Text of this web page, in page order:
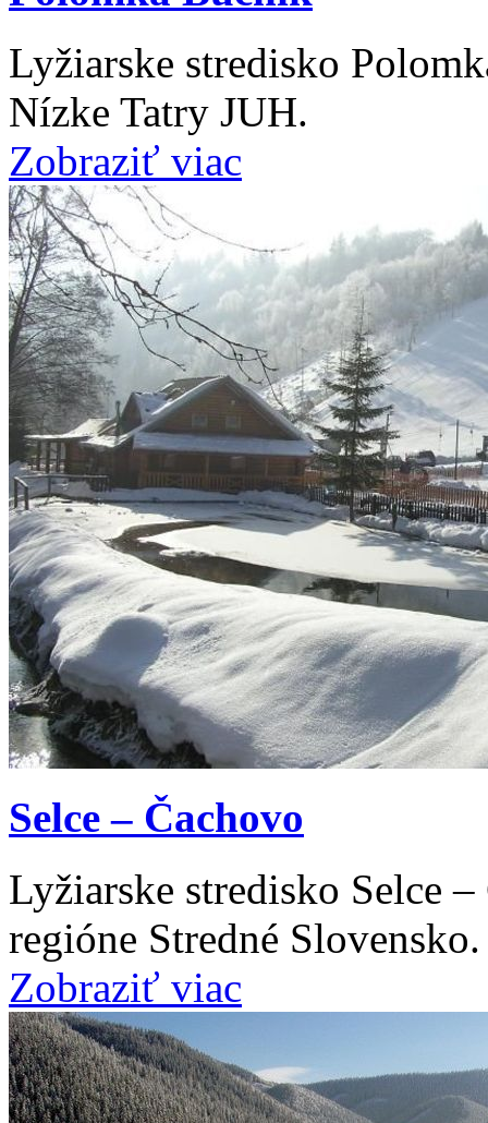
Lyžiarske stredisko
Nízke Tatry JUH.
Zobraziť viac
Selce – Čachovo
Lyžiarske stredisko Selce
regióne Stredné Slovensko.
Zobraziť viac